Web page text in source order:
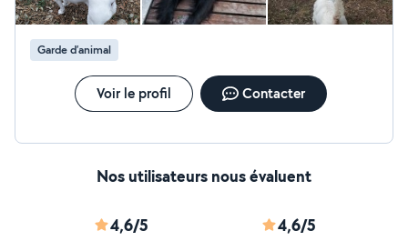
garder vos animaux durant votre absence et ainsi de les
chouchouter choyer et avoir une attitude bienveillante
le temps de votre absence pour leur offrir des vacances
inoubliables . Je suis tout à fait capable de les soigner,
située proche d'un cabinet vétérinaire si besoin de
réagir rapidement. Je n'en prends plus que 1 à 2 . A
Garde d’animal
Voir le profil Contacter
Nos utilisateurs nous évaluent
4,6/5 4,6/5